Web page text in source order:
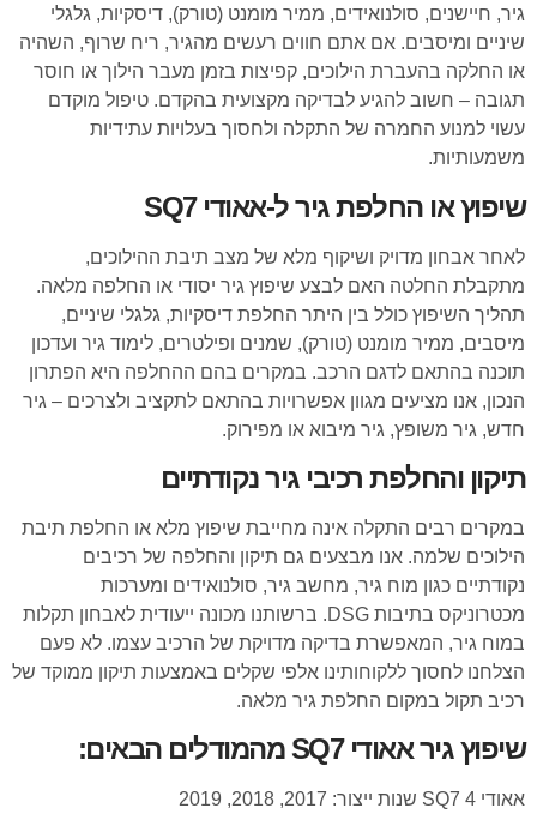
גיר, חיישנים, סולנואידים, ממיר מומנט (טורק), דיסקיות, גלגלי
שיניים ומיסבים. אם אתם חווים רעשים מהגיר, ריח שרוף, השהיה
או החלקה בהעברת הילוכים, קפיצות בזמן מעבר הילוך או חוסר
תגובה – חשוב להגיע לבדיקה מקצועית בהקדם. טיפול מוקדם
עשוי למנוע החמרה של התקלה ולחסוך בעלויות עתידיות
משמעותיות.
שיפוץ או החלפת גיר ל-אאודי SQ7
לאחר אבחון מדויק ושיקוף מלא של מצב תיבת ההילוכים,
מתקבלת החלטה האם לבצע שיפוץ גיר יסודי או החלפה מלאה.
תהליך השיפוץ כולל בין היתר החלפת דיסקיות, גלגלי שיניים,
מיסבים, ממיר מומנט (טורק), שמנים ופילטרים, לימוד גיר ועדכון
תוכנה בהתאם לדגם הרכב. במקרים בהם ההחלפה היא הפתרון
הנכון, אנו מציעים מגוון אפשרויות בהתאם לתקציב ולצרכים – גיר
חדש, גיר משופץ, גיר מיבוא או מפירוק.
תיקון והחלפת רכיבי גיר נקודתיים
במקרים רבים התקלה אינה מחייבת שיפוץ מלא או החלפת תיבת
הילוכים שלמה. אנו מבצעים גם תיקון והחלפה של רכיבים
נקודתיים כגון מוח גיר, מחשב גיר, סולנואידים ומערכות
מכטרוניקס בתיבות DSG. ברשותנו מכונה ייעודית לאבחון תקלות
במוח גיר, המאפשרת בדיקה מדויקת של הרכיב עצמו. לא פעם
הצלחנו לחסוך ללקוחותינו אלפי שקלים באמצעות תיקון ממוקד של
רכיב תקול במקום החלפת גיר מלאה.
שיפוץ גיר אאודי SQ7 מהמודלים הבאים:
אאודי SQ7 4 שנות ייצור: 2017, 2018, 2019